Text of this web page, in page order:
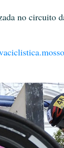
no circuito